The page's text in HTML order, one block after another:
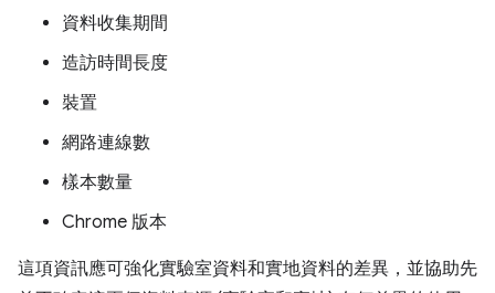
資料收集期間
造訪時間長度
裝置
網路連線數
樣本數量
Chrome 版本
這項資訊應可強化實驗室資料和實地資料的差異，並協助先